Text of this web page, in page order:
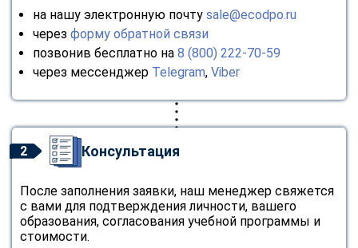
на нашу электронную почту sale@ecodpo.ru
через форму обратной связи
позвонив бесплатно на 8 (800) 222-70-59
через мессенджер Telegram, Viber
2 Консультация
После заполнения заявки, наш менеджер свяжется
с вами для подтверждения личности, вашего
образования, согласования учебной программы и
стоимости.